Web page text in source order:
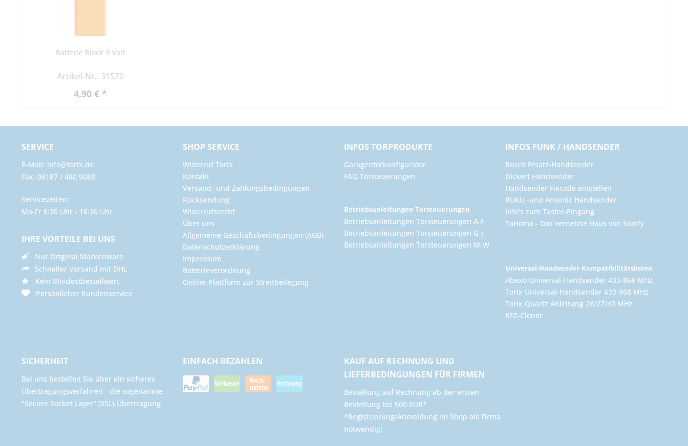
Batterie Block 9 Volt
Artikel-Nr.: 31570
4,90 € *
SERVICE
E-Mail: info@torix.de
Fax: 06187 / 480 9088
Servicezeiten:
Mo-Fr 8:30 Uhr - 16:30 Uhr
IHRE VORTEILE BEI UNS
Nur Original Markenware
Schneller Versand mit DHL
Kein Mindestbestellwert
Persönlicher Kundenservice
SHOP SERVICE
Widerruf Torix
Kontakt
Versand- und Zahlungsbedingungen
Rücksendung
Widerrufsrecht
Über uns
Allgemeine Geschäftsbedingungen (AGB)
Datenschutzerklärung
Impressum
Batterieverordnung
Online-Plattform zur Streitbeilegung
INFOS TORPRODUKTE
Garagentorkonfigurator
FAQ Torsteuerungen
Betriebsanleitungen Torsteuerungen
Betriebsanleitungen Torsteuerungen A-F
Betriebsanleitungen Torsteuerungen G-J
Betriebsanleitungen Torsteuerungen M-W
INFOS FUNK / HANDSENDER
Bosch Ersatz-Handsender
Dickert Handsender
Handsender Fixcode einstellen
RUKU -und Ansonic Handsender
Info's zum Taster-Eingang
TaHoma - Das vernetzte Haus von Somfy
Universal-Handsender Kompatibilitätslisten
Abexo Universal-Handsender 433-868 MHz
Torix Universal-Handsender 433-868 MHz
Torix Quartz Anleitung 26/27/40 MHz
KFZ-Cloner
SICHERHEIT
Bei uns bestellen Sie über ein sicheres
Übertragungsverfahren - die sogenannte
"Secure Socket Layer" (SSL)-Übertragung.
EINFACH BEZAHLEN
KAUF AUF RECHNUNG UND
LIEFERBEDINGUNGEN FÜR FIRMEN
​Bestellung auf Rechnung ab der ersten
Bestellung bis 500 EUR*
*Registrierung/Anmeldung im Shop als Firma
notwendig!